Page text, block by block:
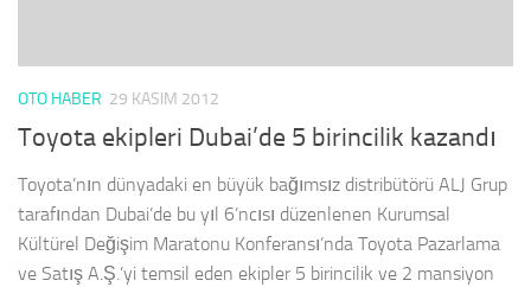
OTO HABER 29 KASIM 2012
Toyota ekipleri Dubai’de 5 birincilik kazandı
Toyota’nın dünyadaki en büyük bağımsız distribütörü ALJ Grup
tarafından Dubai’de bu yıl 6’ncısı düzenlenen Kurumsal
Kültürel Değişim Maratonu Konferansı’nda Toyota Pazarlama
ve Satış A.Ş.’yi temsil eden ekipler 5 birincilik ve 2 mansiyon